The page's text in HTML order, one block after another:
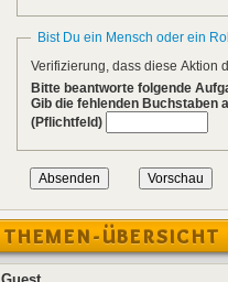
Bist Du ein Mensch oder ein
Verifizierung, dass diese Aktion
Bitte beantworte folgende
Gib die fehlenden Buchstaben
(Pflichtfeld)
THEMEN-ÜBERSICHT